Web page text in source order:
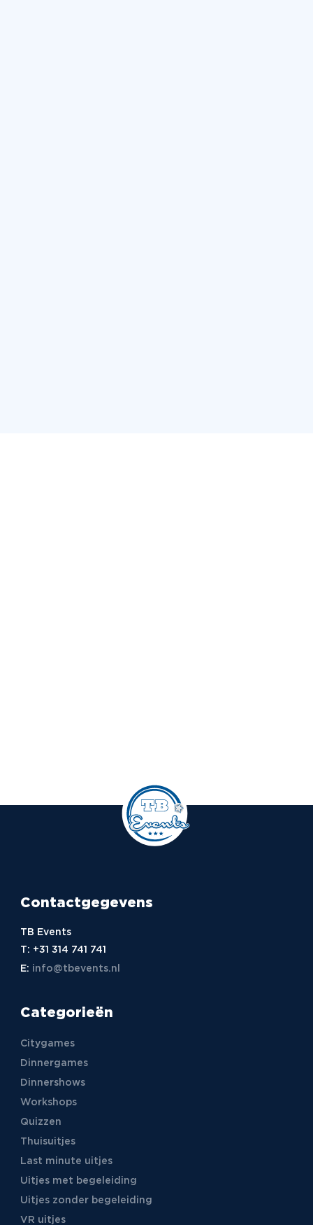
Contactgegevens
TB Events
T: +31 314 741 741
E: info@tbevents.nl
Categorieën
Citygames
Dinnergames
Dinnershows
Workshops
Quizzen
Thuisuitjes
Last minute uitjes
Uitjes met begeleiding
Uitjes zonder begeleiding
VR uitjes